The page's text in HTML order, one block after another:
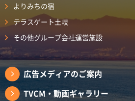
よりみちの宿
テラスゲート土岐
その他グループ会社運営施設
広告メディアのご案内
TVCM・動画ギャラリー